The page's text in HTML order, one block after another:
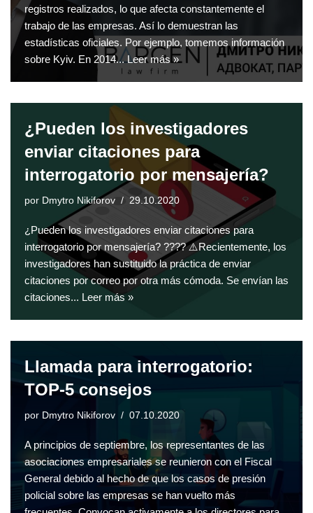
registros realizados, lo que afecta constantemente el
trabajo de las empresas. Así lo demuestran las
estadísticas oficiales. Por ejemplo, tomemos información
sobre Kyiv. En 2014...Leer más »
¿Pueden los investigadores
enviar citaciones para
interrogatorio por mensajería?
por Dmytro Nikiforov 29.10.2020
¿Pueden los investigadores enviar citaciones para
interrogatorio por mensajería? ???? ⚠️Recientemente, los
investigadores han sustituido la práctica de enviar
citaciones por correo por otra más cómoda. Se envían las
citaciones... Leer más »
Llamada para interrogatorio:
TOP-5 consejos
por Dmytro Nikiforov 07.10.2020
A principios de septiembre, los representantes de las
asociaciones empresariales se reunieron con el Fiscal
General debido al hecho de que los casos de presión
policial sobre las empresas se han vuelto más